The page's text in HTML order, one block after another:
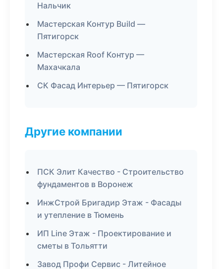
Нальчик
Мастерская Контур Build —
Пятигорск
Мастерская Roof Контур —
Махачкала
СК Фасад Интерьер — Пятигорск
Другие компании
ПСК Элит Качество - Строительство
фундаментов в Воронеж
ИнжСтрой Бригадир Этаж - Фасады
и утепление в Тюмень
ИП Line Этаж - Проектирование и
сметы в Тольятти
Завод Профи Сервис - Литейное